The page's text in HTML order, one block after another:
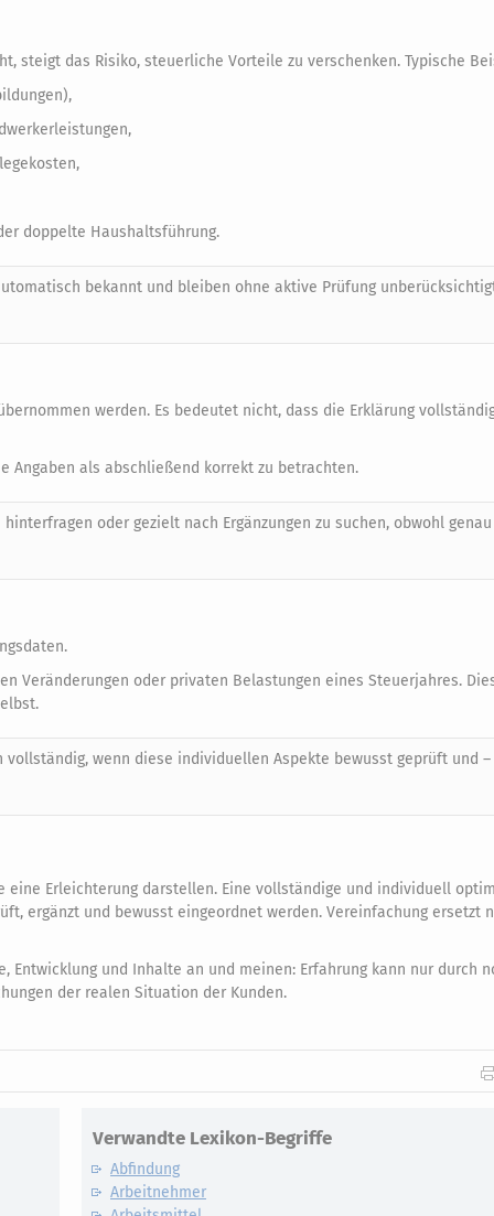
steigt das Risiko, steuerliche Vorteile zu verschenken. Typische
doppelte Haushaltsführung.
bekannt und bleiben ohne aktive Prüfung
werden. Es bedeutet nicht, dass die Erklärung
Angaben als abschließend korrekt zu betrachten.
oder gezielt nach Ergänzungen zu suchen, obwohl
Veränderungen oder privaten Belastungen eines Steuerjahres.
wenn diese individuellen Aspekte bewusst geprüft und
Erleichterung darstellen. Eine vollständige und individuell
ergänzt und bewusst eingeordnet werden. Vereinfachung ersetzt
Entwicklung und Inhalte an und meinen: Erfahrung kann nur durch
der realen Situation der Kunden.
Verwandte Lexikon-Begriffe
Abfindung
Arbeitnehmer